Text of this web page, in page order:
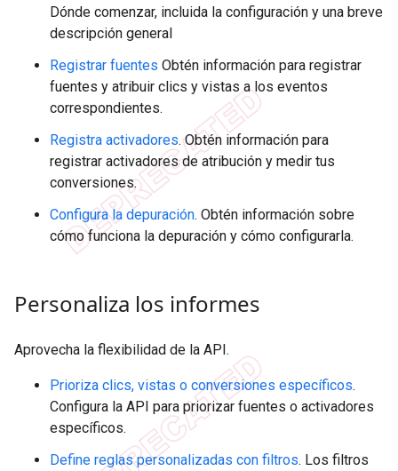
Dónde comenzar, incluida la configuración y una breve
descripción general
Registrar fuentes Obtén información para registrar
fuentes y atribuir clics y vistas a los eventos
correspondientes.
Registra activadores. Obtén información para
registrar activadores de atribución y medir tus
conversiones.
Configura la depuración. Obtén información sobre
cómo funciona la depuración y cómo configurarla.
Personaliza los informes
Aprovecha la flexibilidad de la API.
Prioriza clics, vistas o conversiones específicos.
Configura la API para priorizar fuentes o activadores
específicos.
Define reglas personalizadas con filtros. Los filtros